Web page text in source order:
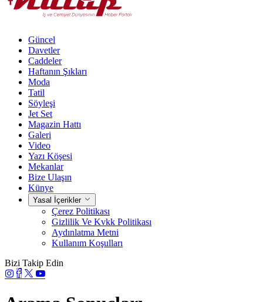
Güncel
Davetler
Caddeler
Haftanın Şıkları
Moda
Tatil
Söyleşi
Jet Set
Magazin Hattı
Galeri
Video
Yazı Köşesi
Mekanlar
Bize Ulaşın
Künye
Yasal İçerikler
Çerez Politikası
Gizlilik Ve Kvkk Politikası
Aydınlatma Metni
Kullanım Koşulları
Bizi Takip Edin